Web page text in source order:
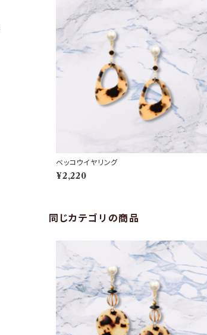
ベッコウイヤリング
¥2,220
同じカテゴリの商品